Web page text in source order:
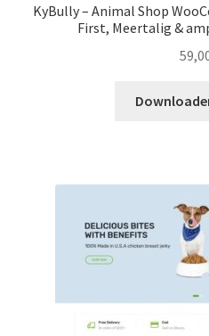
KyBully – Animal Shop
First, Meertalig &